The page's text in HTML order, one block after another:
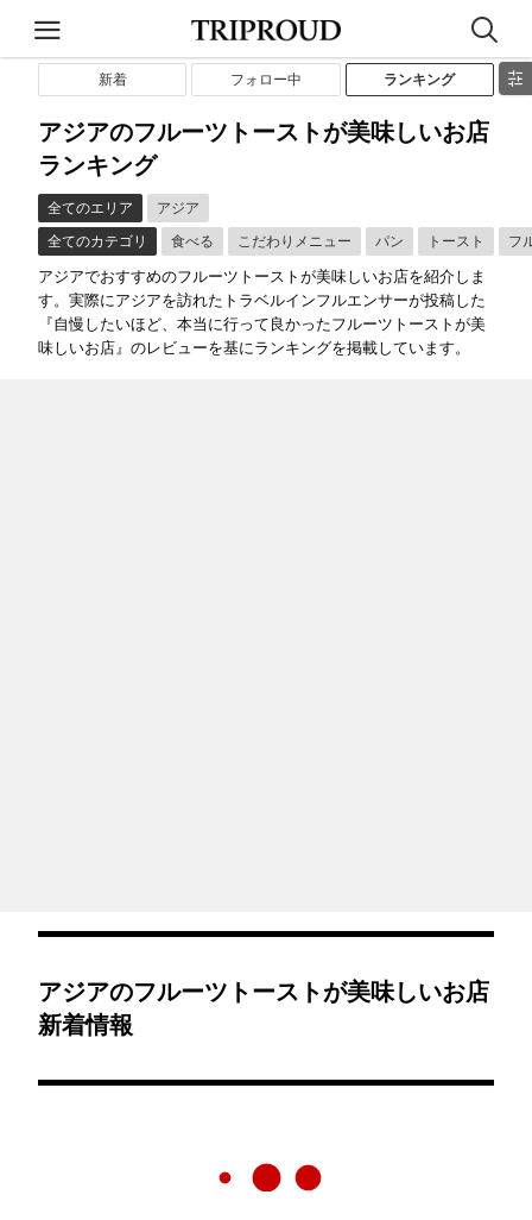
新着 フォロー中 ランキング
アジアのフルーツトーストが美味しいお店
ランキング
全てのエリア
アジア
全てのカテゴリ
食べる こだわりメニュー パン トースト フ
アジアでおすすめのフルーツトーストが美味しいお店を紹介しま
す。実際にアジアを訪れたトラベルインフルエンサーが投稿した
『自慢したいほど、本当に行って良かったフルーツトーストが美
味しいお店』のレビューを基にランキングを掲載しています。
アジアのフルーツトーストが美味しいお店
新着情報